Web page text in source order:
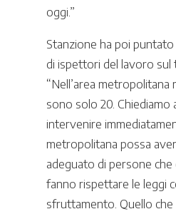
oggi.”
Stanzione ha poi
di ispettori del lavoro sul
“Nell’area metropolitana
sono solo 20. Chiediamo
intervenire
metropolitana possa
adeguato di persone
fanno rispettare le leggi
sfruttamento. Quello